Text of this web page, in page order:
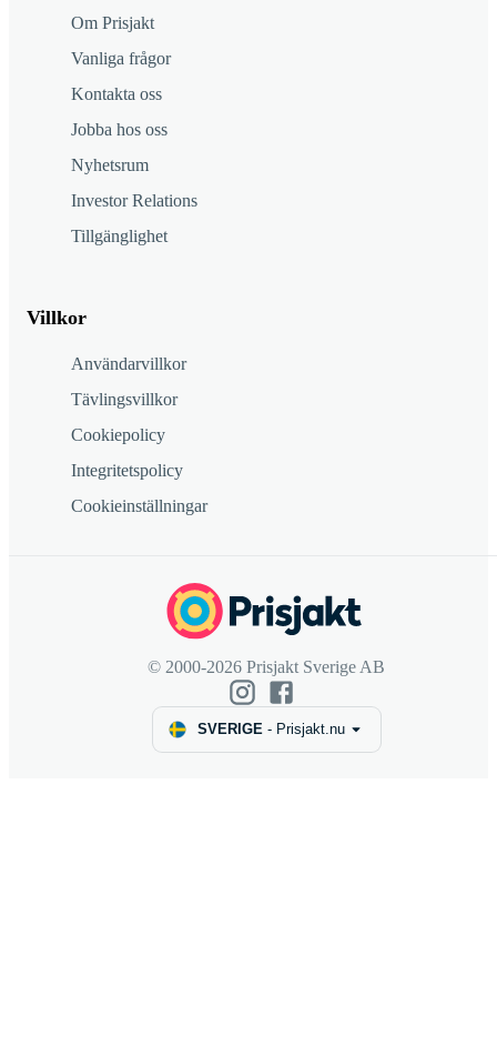
Om Prisjakt
Vanliga frågor
Kontakta oss
Jobba hos oss
Nyhetsrum
Investor Relations
Tillgänglighet
Villkor
Användarvillkor
Tävlingsvillkor
Cookiepolicy
Integritetspolicy
Cookieinställningar
© 2000-2026 Prisjakt Sverige AB
SVERIGE- Prisjakt.nu